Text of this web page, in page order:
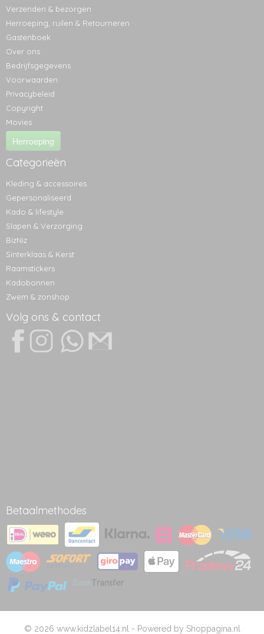
Verzenden & bezorgen
Herroeping, ruilen & Retourneren
Gastenboek
Over ons
Bedrijfsgegevens
Voorwaarden
Privacybeleid
Copyright
Movies
Herroeping
Categorieën
Kleding & accessoires
Gepersonaliseerd
Kado & lifestyle
Slapen & Verzorging
BizNiz
Sinterklaas & Kerst
Raamstickers
Kadobonnen
Zwem & zonshop
Volg ons & contact
Betaalmethodes
© 2026 www.kidzlabel14.nl - Powered by Shoppagina.nl